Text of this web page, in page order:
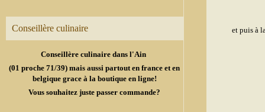
Conseillère culinaire
Conseillère culinaire dans l'Ain
(01 proche 71/39) mais aussi partout en france et en
belgique grace à la boutique en ligne!
Vous souhaitez juste passer commande?
et puis à